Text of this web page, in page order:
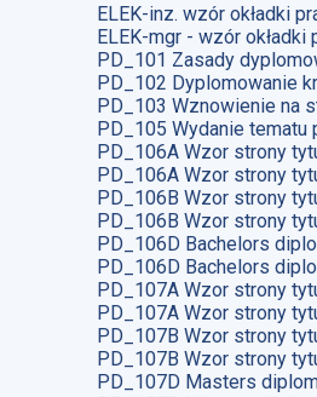
ELEK-inz. wzór okładki
ELEK-mgr - wzór
PD_101 Zasady
PD_102 Dyplomowanie
PD_103 Wznowienie na
PD_105 Wydanie
PD_106A Wzor strony
PD_106A Wzor strony
PD_106B Wzor strony
PD_106B Wzor strony
PD_106D Bachelors
PD_106D Bachelors
PD_107A Wzor strony
PD_107A Wzor strony
PD_107B Wzor strony
PD_107B Wzor strony
PD_107D Masters